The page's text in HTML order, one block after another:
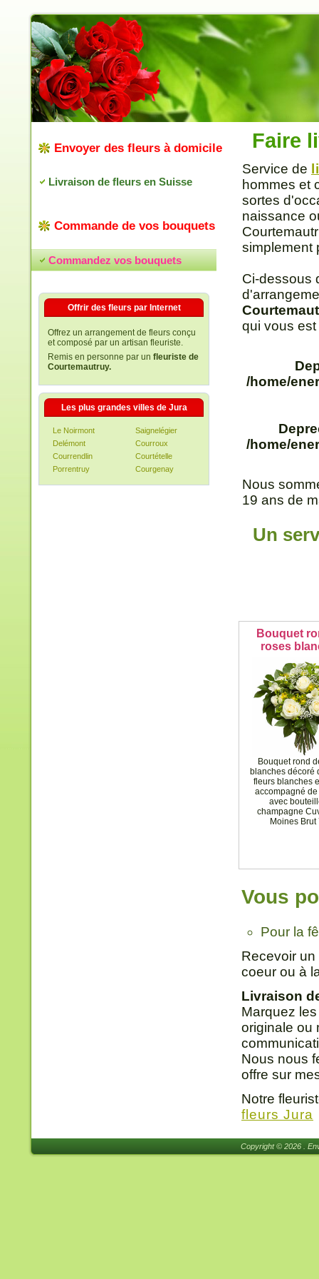
Envoyer des fleurs à domicile
Livraison de fleurs en Suisse
Commande de vos bouquets
Commandez vos bouquets
Offrir des fleurs par Internet
Offrez un arrangement de fleurs conçu
et composé par un artisan fleuriste.
Remis en personne par un fleuriste de
Courtemautruy.
Les plus grandes villes de Jura
Le Noirmont
Saignelégier
Delémont
Courroux
Courrendlin
Courtételle
Porrentruy
Courgenay
Faire
Service de
hommes et
sortes
naissance
simplement
Ci-dessous
qui vous
/home/
/home/
Nous
19 ans de
Un
Bouquet
roses
Bouquet rond
blanches décoré
fleurs blanches
accompagné
avec
champagne
Moines Brut
Vous
Pour la
Recevoir
coeur ou à
Livraison
Marquez
originale ou
Nous nous
offre sur
Notre
fleurs Jura
Copyright © 2026 .